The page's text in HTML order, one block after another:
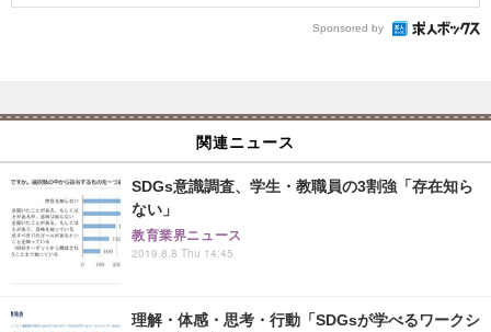
Sponsored by
関連ニュース
SDGs意識調査、学生・教職員の3割強「存在知ら
ない」
教育業界ニュース
2019.8.8 Thu 14:45
理解・体感・思考・行動「SDGsが学べるワークシ